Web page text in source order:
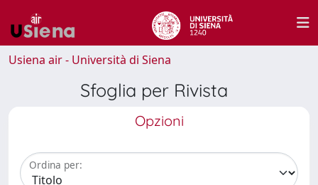
Usiena air - Università di Siena
Sfoglia per Rivista
Opzioni
Ordina per: